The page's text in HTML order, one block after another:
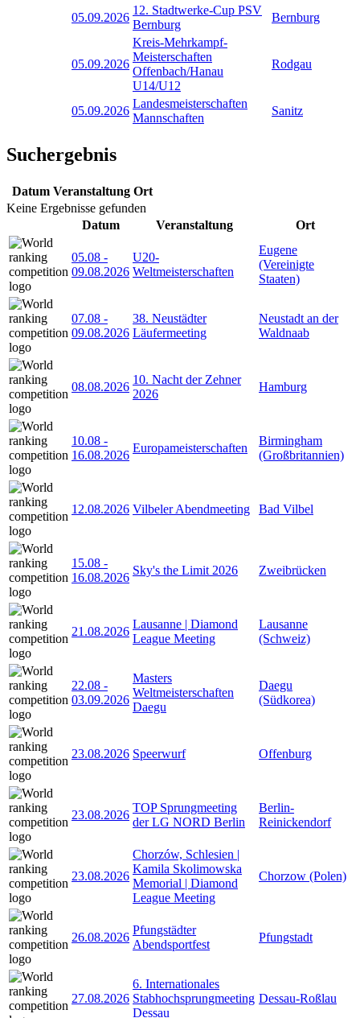
05.09.2026
12. Stadtwerke-Cup PSV
Bernburg
Bernburg
05.09.2026
Kreis-Mehrkampf-
Meisterschaften
Offenbach/Hanau
U14/U12
Rodgau
05.09.2026
Landesmeisterschaften
Mannschaften
Sanitz
Suchergebnis
Datum Veranstaltung Ort
Keine Ergebnisse gefunden
Datum
Veranstaltung Ort
05.08 -
09.08.2026
U20-
Weltmeisterschaften
Eugene
(Vereinigte
Staaten)
07.08 -
09.08.2026
38. Neustädter
Läufermeeting
Neustadt an der
Waldnaab
08.08.2026
10. Nacht der Zehner
2026
Hamburg
10.08 -
16.08.2026
Europameisterschaften
Birmingham
(Großbritannien)
12.08.2026 Vilbeler Abendmeeting Bad Vilbel
15.08 -
16.08.2026
Sky's the Limit 2026 Zweibrücken
21.08.2026
Lausanne | Diamond
League Meeting
Lausanne
(Schweiz)
22.08 -
03.09.2026
Masters
Weltmeisterschaften
Daegu
Daegu
(Südkorea)
23.08.2026 Speerwurf Offenburg
23.08.2026
TOP Sprungmeeting
der LG NORD Berlin
Berlin-
Reinickendorf
23.08.2026
Chorzów, Schlesien |
Kamila Skolimowska
Memorial | Diamond
League Meeting
Chorzow (Polen)
26.08.2026
Pfungstädter
Abendsportfest
Pfungstadt
27.08.2026
6. Internationales
Stabhochsprungmeeting
Dessau
Dessau-Roßlau